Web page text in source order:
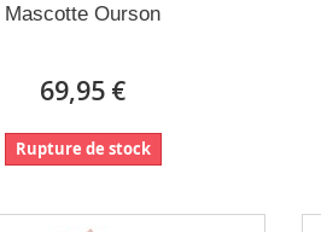
Mascotte Ourson
69,95 €
Rupture de stock